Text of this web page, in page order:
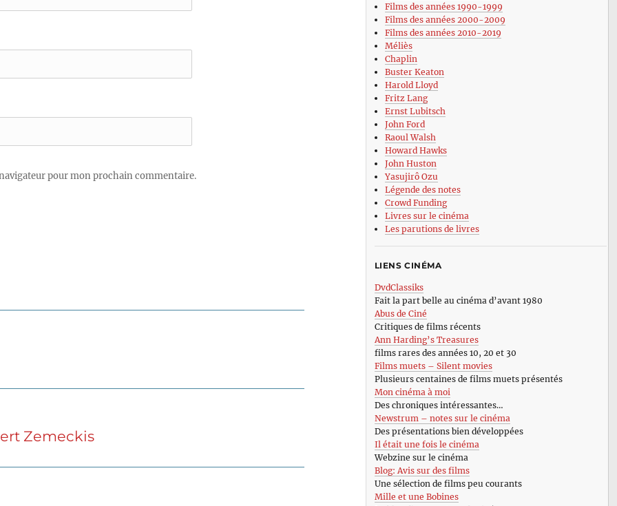
pour mon prochain commentaire.
Zemeckis
Films des années 1990-1999
Films des années 2000-2009
Films des années 2010-2019
Méliès
Chaplin
Buster Keaton
Harold Lloyd
Fritz Lang
Ernst Lubitsch
John Ford
Raoul Walsh
Howard Hawks
John Huston
Yasujirô Ozu
Légende des notes
Crowd Funding
Livres sur le cinéma
Les parutions de livres
LIENS CINÉMA
DvdClassiks
Fait la part belle au cinéma d’avant 1980
Abus de Ciné
Critiques de films récents
Ann Harding’s Treasures
films rares des années 10, 20 et 30
Films muets – Silent movies
Plusieurs centaines de films muets présentés
Mon cinéma à moi
Des chroniques intéressantes…
Newstrum – notes sur le cinéma
Des présentations bien développées
Il était une fois le cinéma
Webzine sur le cinéma
Blog: Avis sur des films
Une sélection de films peu courants
Mille et une Bobines